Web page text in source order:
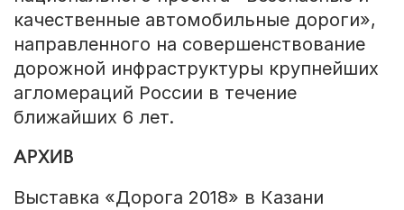
качественные автомобильные дороги»,
направленного на совершенствование
дорожной инфраструктуры крупнейших
агломераций России в течение
ближайших 6 лет.
АРХИВ
Выставка «Дорога 2018» в Казани